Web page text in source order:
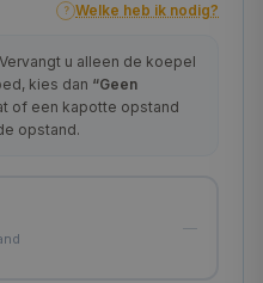
? Welke heb ik nodig?
Vervangt u alleen de koepel
kies dan “Geen
of een kapotte opstand
opstand.
—